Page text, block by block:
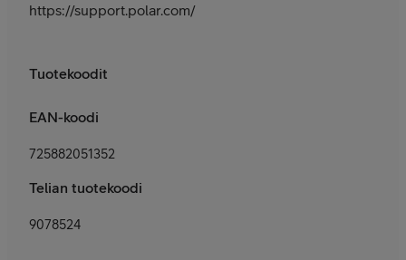
https://support.polar.com/fi
Tuotekoodit
EAN-koodi
725882051352
Telian tuotekoodi
9078524